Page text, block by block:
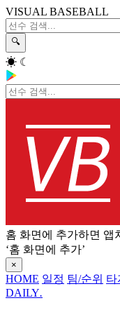
VISUAL BASEBALL
🔍
☀ ☾
홈 화면에 추가하면 앱
‘홈 화면에 추가’
×
HOME 일정 팀/순위 타
DAILY.